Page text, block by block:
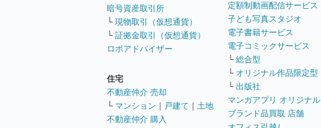
暗号資産取引所
└ 現物取引（仮想通貨）
└ 証拠金取引（仮想通貨）
ロボアドバイザー
住宅
不動産仲介 売却
└ マンション ｜ 戸建て ｜ 土地
不動産仲介 購入
定額制動画配信サービス
子ども写真スタジオ
電子書籍サービス
電子コミックサービス
└ 総合型
└ オリジナル作品限定型
└ 出版社
マンガアプリ オリジナル
ブランド品買取 店舗